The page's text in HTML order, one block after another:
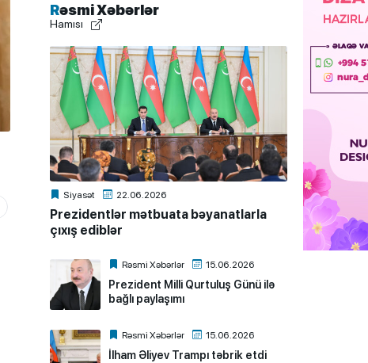
Rəsmi Xəbərlər
Hamısı
Siyasət 22.06.2026
Prezidentlər mətbuata bəyanatlarla
çıxış ediblər
Rəsmi Xəbərlər 15.06.2026
Prezident Milli Qurtuluş Günü ilə
bağlı paylaşımı
Rəsmi Xəbərlər 15.06.2026
İlham Əliyev Trampı təbrik etdi